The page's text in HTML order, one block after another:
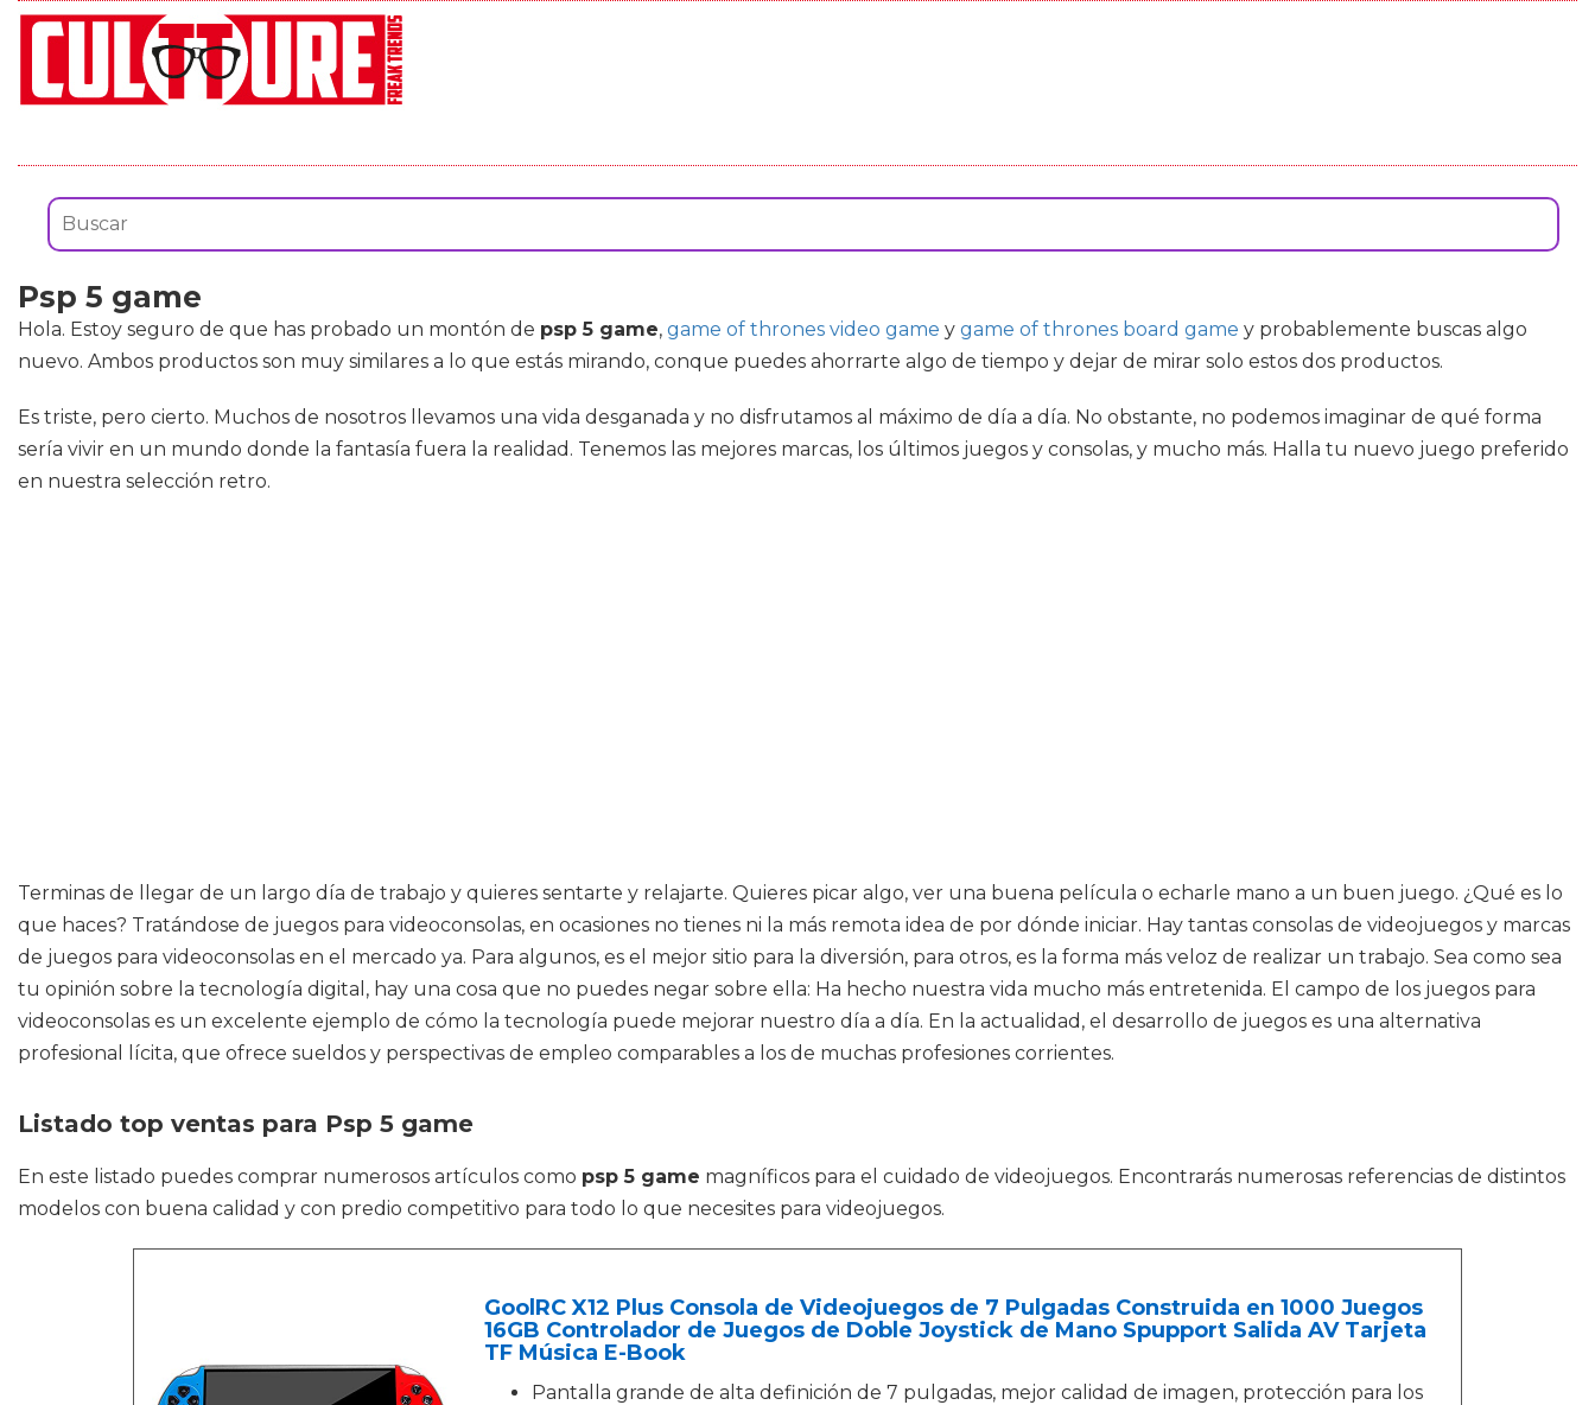
Psp 5 game
Hola. Estoy seguro de que has probado un montón de psp 5 game, game of thrones video game y game of thrones board game y probablemente buscas algo
nuevo. Ambos productos son muy similares a lo que estás mirando, conque puedes ahorrarte algo de tiempo y dejar de mirar solo estos dos productos.
Es triste, pero cierto. Muchos de nosotros llevamos una vida desganada y no disfrutamos al máximo de día a día. No obstante, no podemos imaginar de qué forma
sería vivir en un mundo donde la fantasía fuera la realidad. Tenemos las mejores marcas, los últimos juegos y consolas, y mucho más. Halla tu nuevo juego preferido
en nuestra selección retro.
Terminas de llegar de un largo día de trabajo y quieres sentarte y relajarte. Quieres picar algo, ver una buena película o echarle mano a un buen juego. ¿Qué es lo
que haces? Tratándose de juegos para videoconsolas, en ocasiones no tienes ni la más remota idea de por dónde iniciar. Hay tantas consolas de videojuegos y marcas
de juegos para videoconsolas en el mercado ya. Para algunos, es el mejor sitio para la diversión, para otros, es la forma más veloz de realizar un trabajo. Sea como sea
tu opinión sobre la tecnología digital, hay una cosa que no puedes negar sobre ella: Ha hecho nuestra vida mucho más entretenida. El campo de los juegos para
videoconsolas es un excelente ejemplo de cómo la tecnología puede mejorar nuestro día a día. En la actualidad, el desarrollo de juegos es una alternativa
profesional lícita, que ofrece sueldos y perspectivas de empleo comparables a los de muchas profesiones corrientes.
Listado top ventas para Psp 5 game
En este listado puedes comprar numerosos artículos como psp 5 game magníficos para el cuidado de videojuegos. Encontrarás numerosas referencias de distintos
modelos con buena calidad y con predio competitivo para todo lo que necesites para videojuegos.
GoolRC X12 Plus Consola de Videojuegos de 7 Pulgadas Construida en 1000 Juegos
16GB Controlador de Juegos de Doble Joystick de Mano Spupport Salida AV Tarjeta
TF Música E-Book
Pantalla grande de alta definición de 7 pulgadas, mejor calidad de imagen, protección para los